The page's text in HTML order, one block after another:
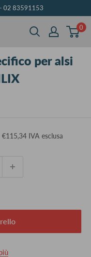
02 83591153
0
per alsi
€115,34 IVA esclusa